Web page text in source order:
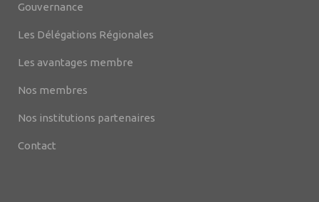
Gouvernance
Les Délégations Régionales
Les avantages membre
Nos membres
Nos institutions partenaires
Contact